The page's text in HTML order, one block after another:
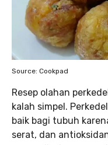
Source: Cookpad
Resep olahan
kalah simpel.
baik bagi tubuh
serat, dan